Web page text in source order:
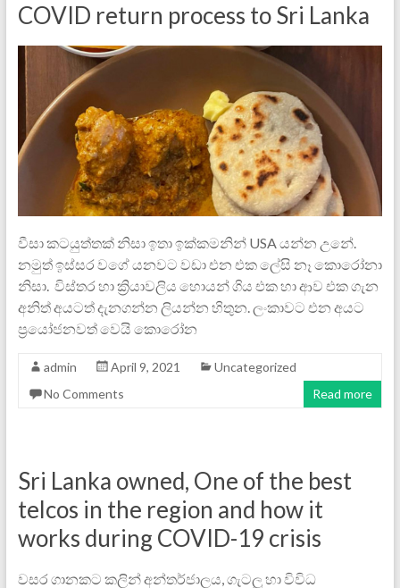
COVID return process to Sri Lanka
වීසා කටයුත්තක් නිසා ඉතා ඉක්කමනින් USA යන්න උනේ.
නමුත් ඉස්සර වගේ යනවට වඩා එන එක ලේසි නෑ කොරෝනා
නිසා. විස්තර හා ක්‍රියාවලිය හොයන් ගිය එක හා ආව එක ගැන
අනිත් අයටත් දැනගන්න ලියන්න හිතුන. ලංකාවට එන අයට
ප්‍රයෝජනවත් වෙයි කොරෝන
admin April 9, 2021
Uncategorized
No Comments
Read more
Sri Lanka owned, One of the best
telcos in the region and how it
works during COVID-19 crisis
වසර ගානකට කලින් අන්තර්ජාලය, ගැටලු හා විවිධ